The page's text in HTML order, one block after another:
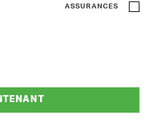
ASSURANCES